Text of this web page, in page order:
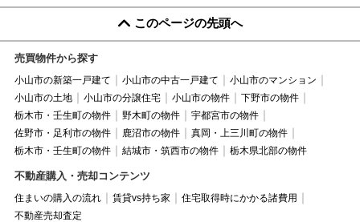
このページの先頭へ
売買物件から探す
小山市の新築一戸建て 小山市の中古一戸建て
小山市のマンション
小山市の土地
小山市の分譲住宅 小山市の物件
下野市の物件
栃木市・壬生町の物件
野木町の物件
宇都宮市の物件
佐野市・足利市の物件
鹿沼市の物件
真岡・上三川町の物件
栃木市・壬生町の物件
結城市・筑西市の物件 栃木県北部の物件
不動産購入・売却コンテンツ
住まいの購入の流れ 賃貸vs持ち家
住宅取得時にかかる諸費用
不動産売却査定